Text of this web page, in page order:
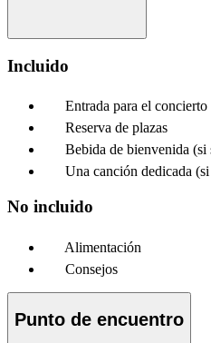
Incluido
Entrada para el concierto
Reserva de plazas
Bebida de bienvenida (si
Una canción dedicada
No incluido
Alimentación
Consejos
Punto de encuentro